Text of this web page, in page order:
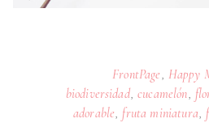
FrontPage Happy
biodiversidad,cucamelón
adorable fruta miniatura